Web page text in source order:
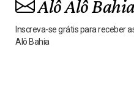
Alô Alô
Inscreva-se grátis para receber
Alô Bahia